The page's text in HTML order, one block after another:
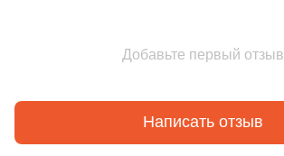
Добавьте первый отзыв
Написать отзыв